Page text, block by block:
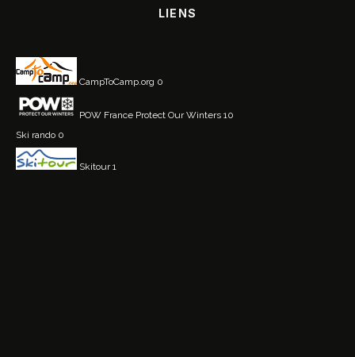
LIENS
CampToCamp.org 0
POW France Protect Our Winters 10
Ski rando 0
Skitour1